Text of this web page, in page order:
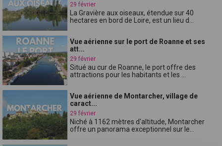
29 février
La Gravière aux oiseaux, étendue sur 40
hectares en bord de Loire, est un lieu d...
Vue aérienne sur le port de Roanne et ses
att...
29 février
Situé au cur de Roanne, le port offre des
attractions pour les habitants et les ...
Vue aérienne de Montarcher, village de
caract...
29 février
Niché à 1162 mètres d'altitude, Montarcher
offre un panorama exceptionnel sur le...